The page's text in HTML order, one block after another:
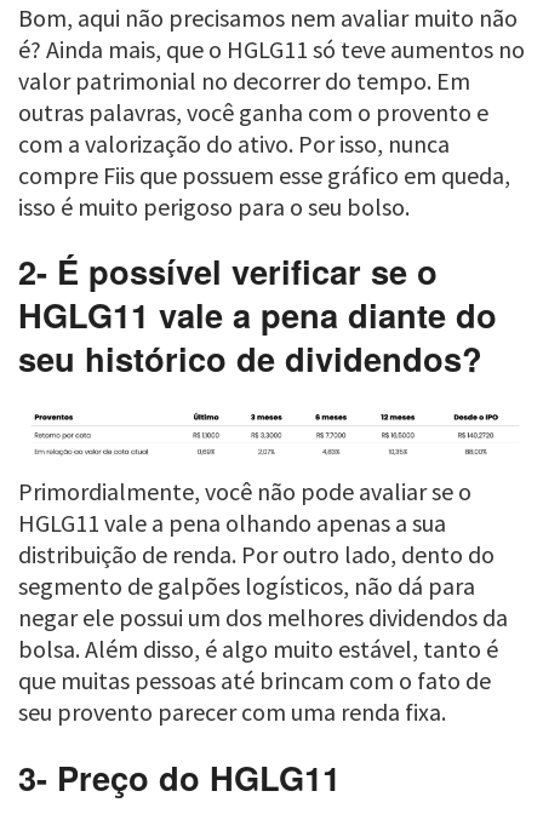
Bom, aqui não precisamos nem avaliar muito não
é? Ainda mais, que o HGLG11 só teve aumentos no
valor patrimonial no decorrer do tempo. Em
outras palavras, você ganha com o provento e
com a valorização do ativo. Por isso, nunca
compre Fiis que possuem esse gráfico em queda,
isso é muito perigoso para o seu bolso.
2- É possível verificar se o
HGLG11 vale a pena diante do
seu histórico de dividendos?
Primordialmente, você não pode avaliar se o
HGLG11 vale a pena olhando apenas a sua
distribuição de renda. Por outro lado, dento do
segmento de galpões logísticos, não dá para
negar ele possui um dos melhores dividendos da
bolsa. Além disso, é algo muito estável, tanto é
que muitas pessoas até brincam com o fato de
seu provento parecer com uma renda fixa.
3- Preço do HGLG11